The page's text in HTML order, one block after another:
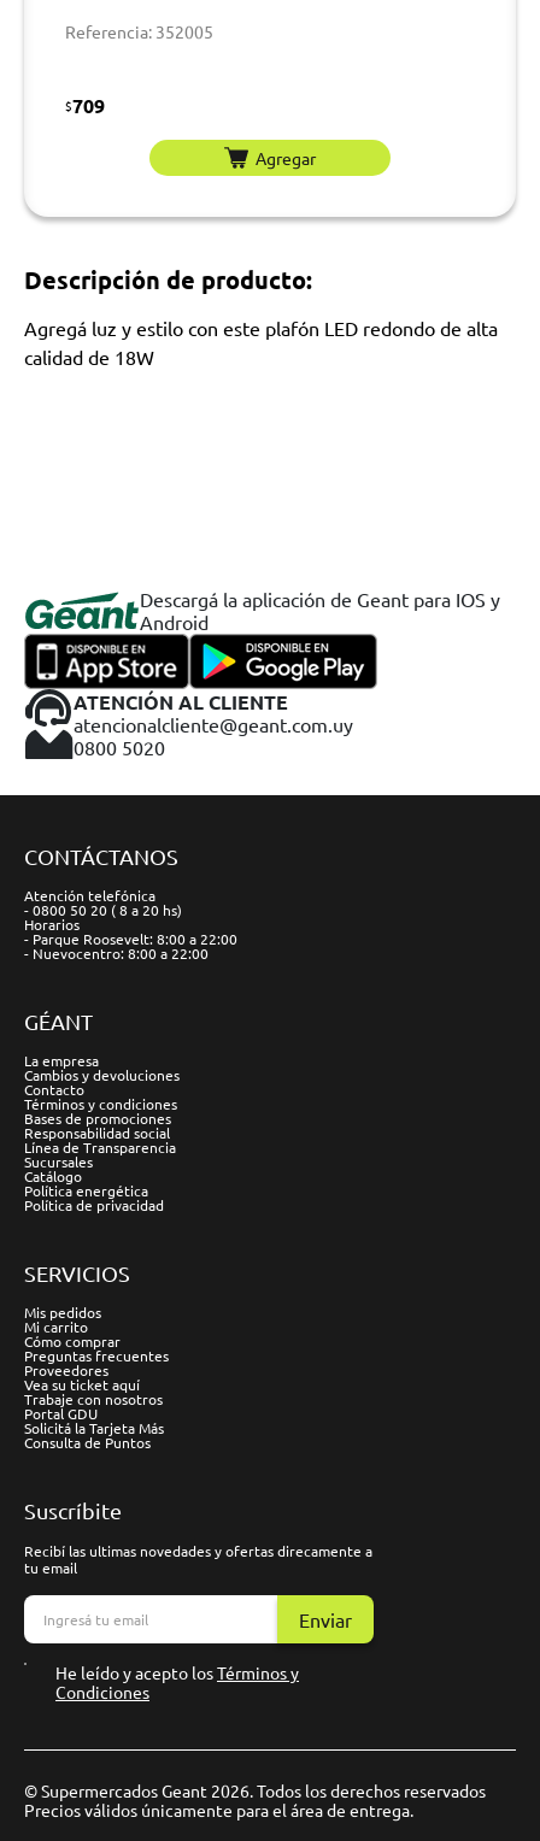
Referencia: 352005
$709
Agregar
Descripción de producto:
Agregá luz y estilo con este plafón LED redondo de alta
calidad de 18W
Descargá la aplicación de Geant para IOS y
Android
ATENCIÓN AL CLIENTE
atencionalcliente@geant.com.uy
0800 5020
CONTÁCTANOS
Atención telefónica
- 0800 50 20 ( 8 a 20 hs)
Horarios
- Parque Roosevelt: 8:00 a 22:00
- Nuevocentro: 8:00 a 22:00
GÉANT
La empresa
Cambios y devoluciones
Contacto
Términos y condiciones
Bases de promociones
Responsabilidad social
Línea de Transparencia
Sucursales
Catálogo
Política energética
Política de privacidad
SERVICIOS
Mis pedidos
Mi carrito
Cómo comprar
Preguntas frecuentes
Proveedores
Vea su ticket aquí
Trabaje con nosotros
Portal GDU
Solicitá la Tarjeta Más
Consulta de Puntos
Suscríbite
Recibí las ultimas novedades y ofertas direcamente a
tu email
Enviar
He leído y acepto losTérminos y
Condiciones
© Supermercados Geant 2026. Todos los derechos reservados
Precios válidos únicamente para el área de entrega.